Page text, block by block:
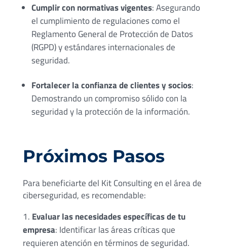
Cumplir con normativas vigentes: Asegurando
el cumplimiento de regulaciones como el
Reglamento General de Protección de Datos
(RGPD) y estándares internacionales de
seguridad.
Fortalecer la confianza de clientes y socios:
Demostrando un compromiso sólido con la
seguridad y la protección de la información.
Próximos Pasos
Para beneficiarte del Kit Consulting en el área de
ciberseguridad, es recomendable:
Evaluar las necesidades específicas de tu
empresa: Identificar las áreas críticas que
requieren atención en términos de seguridad.